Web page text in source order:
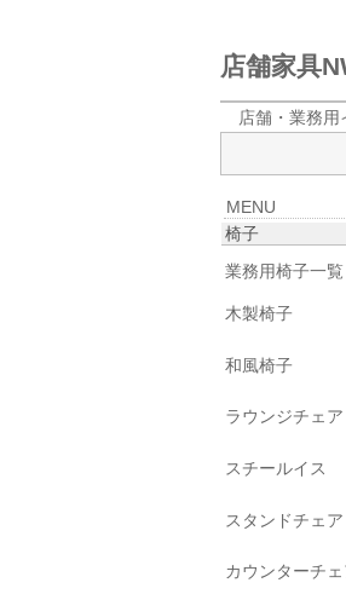
店舗家具
店舗・業務用
MENU
椅子
業務用椅子一覧
木製椅子
和風椅子
ラウンジチェア
スチールイス
スタンドチェア
カウンターチェ